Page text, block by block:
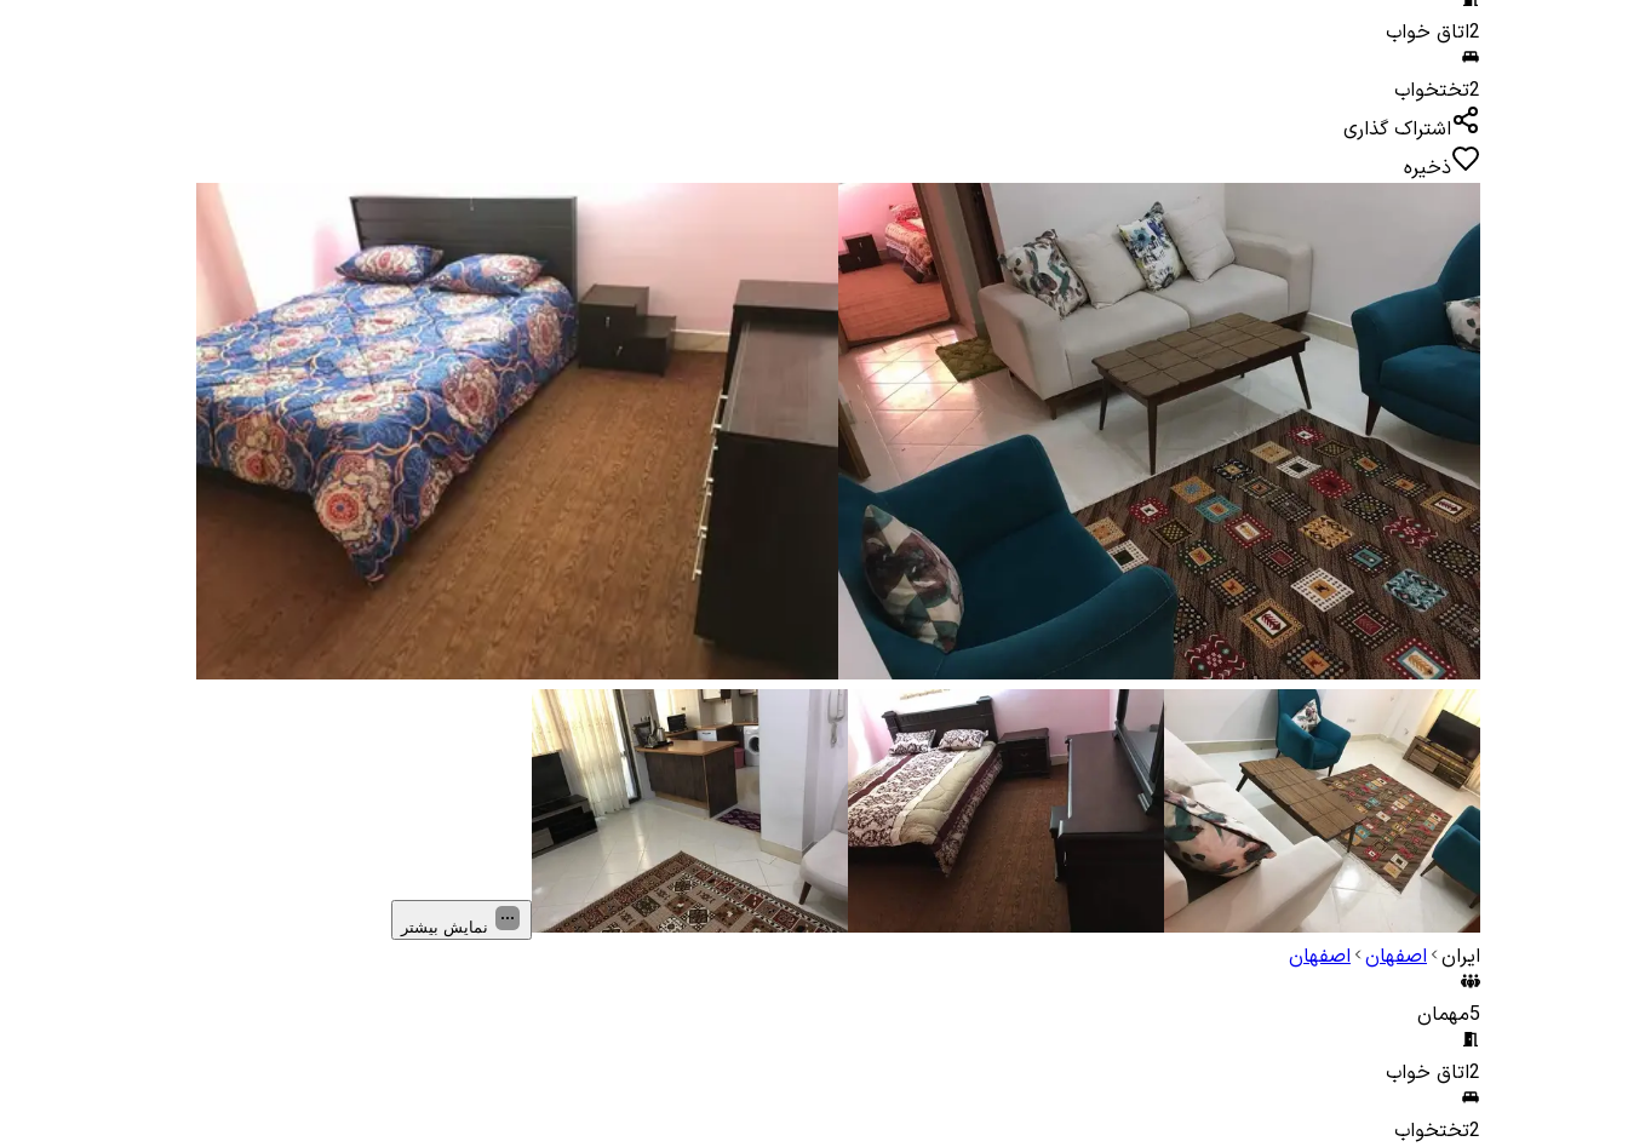
2اتاق خواب
2تختخواب
اشتراک گذاری
ذخیره
نمایش بیشتر
ایران اصفهان اصفهان
5مهمان
2اتاق خواب
2تختخواب